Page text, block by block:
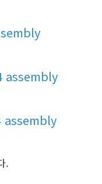
assembly
assembly
.